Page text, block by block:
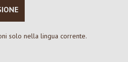
solo nella lingua corrente.